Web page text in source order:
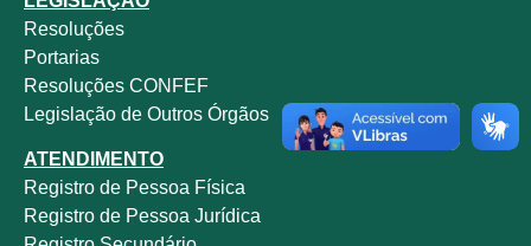
Resoluções
Portarias
Resoluções CONFEF
Legislação de Outros Órgãos
ATENDIMENTO
Registro de Pessoa Física
Registro de Pessoa Jurídica